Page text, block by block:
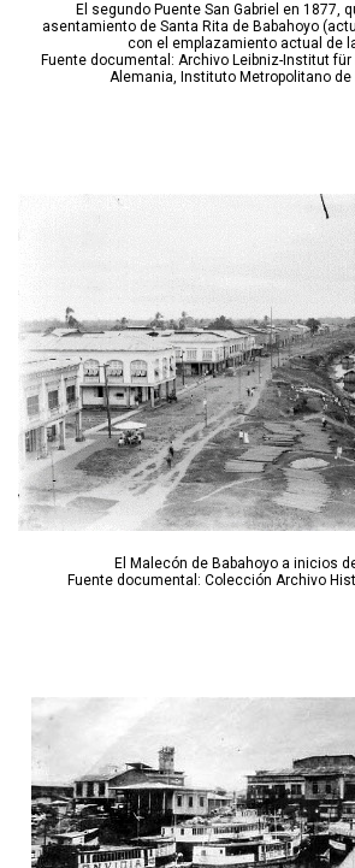
El segundo Puente San Gabriel en 1877,
asentamiento de Santa Rita de Babahoyo
con el emplazamiento actual de
Fuente documental: Archivo Leibniz-Institut für
Alemania, Instituto Metropolitano de
El Malecón de Babahoyo a inicios
Fuente documental: Colección Archivo